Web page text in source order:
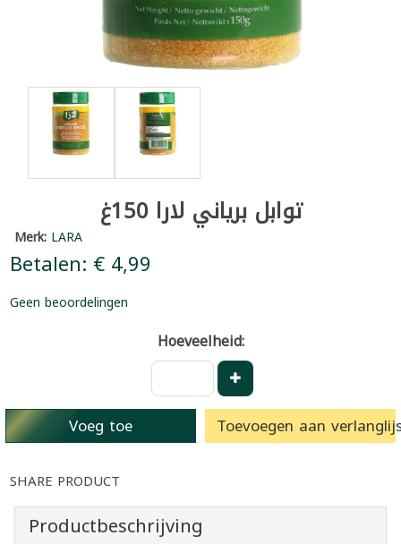
توابل برياني لارا 150غ
Merk: LARA
Betalen: € 4,99
Geen beoordelingen
Hoeveelheid:
Voeg toe Toevoegen aan
SHARE PRODUCT
Productbeschrijving